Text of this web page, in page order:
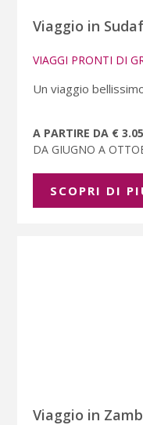
Viaggio in
VIAGGI PRONTI DI
Un viaggio
A PARTIRE DA €
DA GIUGNO A
SCOPRI DI
Viaggio in